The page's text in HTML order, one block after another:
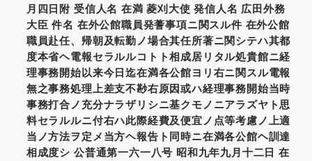
月四日附 受信人名 在満 菱刈大使 発信人名 広田外務
大臣 件名 在外公館職員発蓍事項ニ関スル件 在外公館
職員赴任、帰朝及転勤ノ場合其任所著ニ関シテハ其都
度本省ヘ電報セラルルコトト相成居リタル処貴館ニ経
理事務開始以来今日迄在満各公館ヨリ右ニ関スル電報
無之事務処理上差支不尠右原因或ハ経理事務開始当時
事務打合ノ充分ナラザリシニ基クモノニアラズヤト思
料セラルルニ付右ハ此際経費及便宜ノ点等考慮ノ上適
当ノ方法ヲ定メ当方ヘ報告ト同時ニ在満各公館ヘ訓達
相成度シ 公普通第一六一八号 昭和九年九月十二日 在